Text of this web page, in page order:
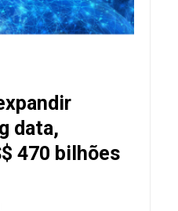
data,
470 bilhões